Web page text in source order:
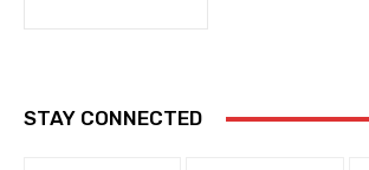
STAY CONNECTED